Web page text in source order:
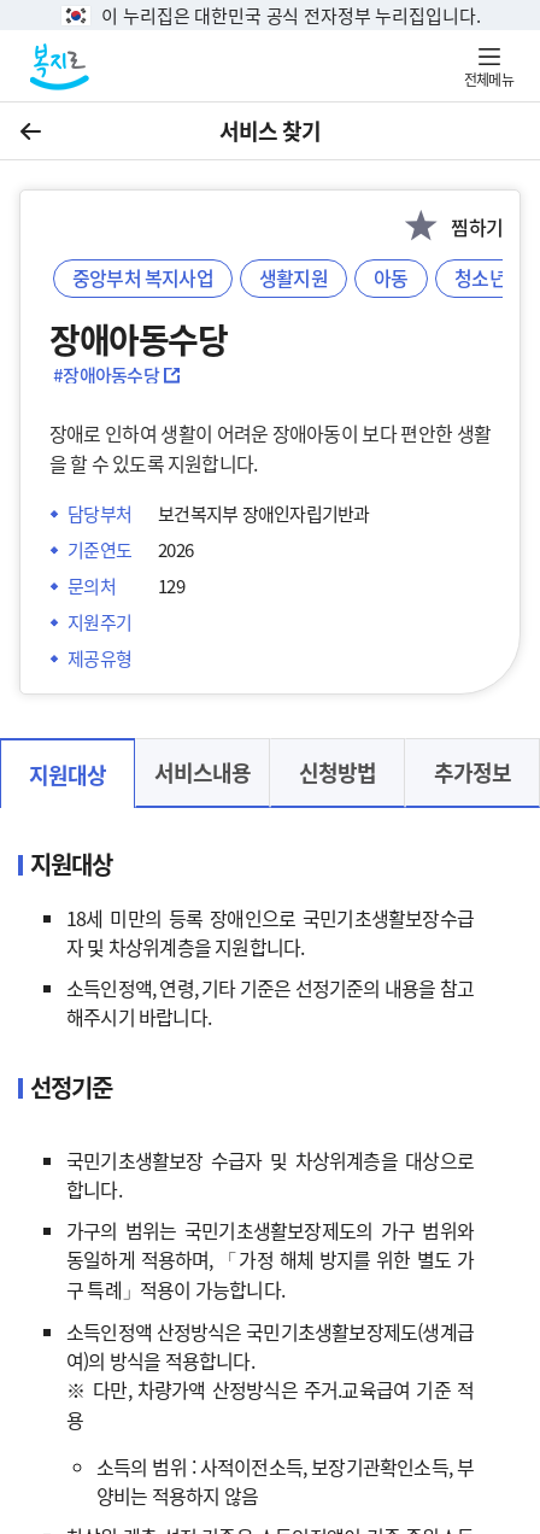
이 누리집은 대한민국 공식 전자정부 누리집입니다.
전체메뉴
이전 서비스 찾기
찜하기
중앙부처 복지사업
생활지원 아동 청소년
장애아동수당
#장애아동수당
장애로 인하여 생활이 어려운 장애아동이 보다 편안한 생활
을 할 수 있도록 지원합니다.
담당부처
보건복지부 장애인자립기반과
기준연도
2026
문의처
129
지원주기
제공유형
지원대상 서비스내용 신청방법 추가정보
지원대상
18세 미만의 등록 장애인으로 국민기초생활보장수급
자 및 차상위계층을 지원합니다.
소득인정액, 연령, 기타 기준은 선정기준의 내용을 참고
해주시기 바랍니다.
선정기준
국민기초생활보장 수급자 및 차상위계층을 대상으로
합니다.
가구의 범위는 국민기초생활보장제도의 가구 범위와
동일하게 적용하며, 「가정 해체 방지를 위한 별도 가
구 특례」적용이 가능합니다.
소득인정액 산정방식은 국민기초생활보장제도(생계급
여)의 방식을 적용합니다.
※ 다만, 차량가액 산정방식은 주거.교육급여 기준 적
용
소득의 범위 : 사적이전소득, 보장기관확인소득, 부
양비는 적용하지 않음